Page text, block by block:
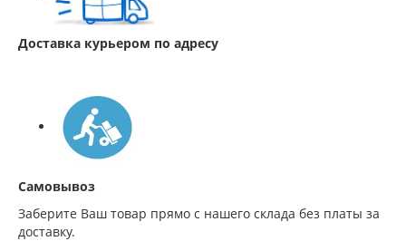
Доставка курьером по адресу
Самовывоз
Заберите Ваш товар прямо с нашего склада без платы за
доставку.